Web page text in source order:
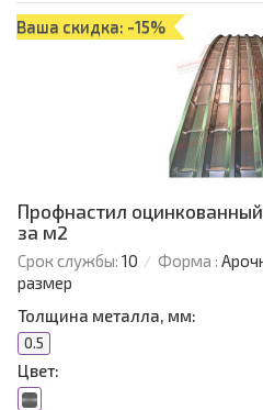
Ваша скидка: -15%
Профнастил
за м2
Срок службы: 10 Форма :
размер
Толщина металла, мм:
0.5
Цвет: